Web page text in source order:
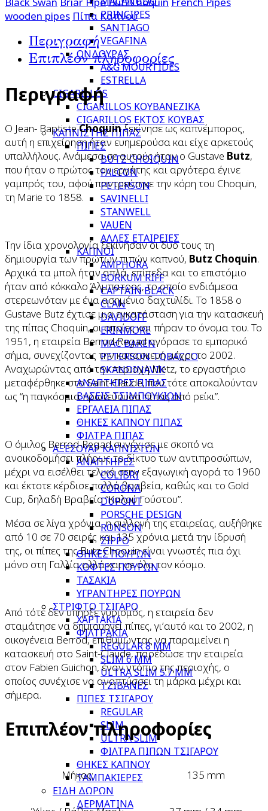
PRINCIPES
SANTIAGO
VEGAFINA
ΟΝΔΟΥΡΑΣ
A&G MOURTIDES
ESTRELLA
CIGARILLOS
CIGARILLOS ΚΟΥΒΑΝΕΖΙΚΑ
CIGARILLOS ΕΚΤΟΣ ΚΟΥΒΑΣ
ΚΑΠΝΙΣΤΗΣ ΠΙΠΑΣ
ΠΙΠΕΣ
BUTZ CHOIQUIN
FALCON
PETERSON
SAVINELLI
STANWELL
VAUEN
ΑΛΛΕΣ ΕΤΑΙΡΕΙΕΣ
ΚΑΠΝΟΙ
AMPHORA
BORKUM RIFF
CAPTAIN BLACK
CLAN
DAVIDOFF
ERINMORE
MAC BAREN
PETERSON TOBACCO
SKANDINAVIK
ΑΝΑΠΤΗΡΕΣ ΠΙΠΑΣ
ΒΑΣΕΙΣ ΤΣΙΜΠΟΥΚΙΩΝ
ΕΡΓΑΛΕΙΑ ΠΙΠΑΣ
ΘΗΚΕΣ ΚΑΠΝΟΥ ΠΙΠΑΣ
ΦΙΛΤΡΑ ΠΙΠΑΣ
ΑΞΕΣΟΥΑΡ ΚΑΠΝΙΣΤΩΝ
ΑΝΑΠΤΗΡΕΣ
COLIBRI
CORONA
DUPONT
PORSCHE DESIGN
RONSON
ZIPPO
ΘΗΚΕΣ ΠΟΥΡΩΝ
ΚΟΦΤΕΣ ΠΟΥΡΩΝ
ΤΑΣΑΚΙΑ
ΥΓΡΑΝΤΗΡΕΣ ΠΟΥΡΩΝ
ΣΤΡΙΦΤΟ ΤΣΙΓΑΡΟ
ΧΑΡΤΑΚΙΑ
ΦΙΛΤΡΑΚΙΑ
REGULAR 8 MM
SLIM 6 MM
ULTRA SLIM 5.7 MM
ΤΖΙΒΑΝΕΣ
ΠΙΠΕΣ ΤΣΙΓΑΡΟΥ
REGULAR
SLIM
ULTRA SLIM
ΦΙΛΤΡΑ ΠΙΠΩΝ ΤΣΙΓΑΡΟΥ
ΘΗΚΕΣ ΚΑΠΝΟΥ
ΤΑΜΠΑΚΙΕΡΕΣ
ΕΙΔΗ ΔΩΡΩΝ
ΔΕΡΜΑΤΙΝΑ
wooden pipes Πίπα Καπνού
Περιγραφή
Επιπλέον πληροφορίες
Περιγραφή
Ο Jean- BaptisteChoquinξεκίνησε ως καπνέμπορος,
αυτή η επιχείρηση ήταν ευημερούσα και είχε αρκετούς
υπαλλήλους. Ανάμεσα σε αυτούς ήταν ο Gustave Butz,
που ήταν ο πρώτος του εργάτης και αργότερα έγινε
γαμπρός του, αφού παντρεύτηκε την κόρη του Choquin,
τη Marie το 1858.
Την ίδια χρονολογία ξεκίνησαν οι δυο τους τη
δημιουργία των πρώτων πιπών καπνού, Butz Choquin.
Αρχικά τα μπολ ήταν απλά, επίπεδα και το επιστόμιο
ήταν από κόκκαλο Άλμπατρος, το οποίο ενδιάμεσα
στερεωνόταν με ένα ασημένιο δαχτυλίδι. Το 1858 ο
Gustave Butz έχτισε μια εγκατάσταση για την κατασκευή
της πίπας Choquin, οι οποίες και πήραν το όνομα του. Το
1951, η εταιρεία Berrod-Regad αγόρασε το εμπορικό
σήμα, συνεχίζοντας την κατασκευή μέχρι το 2002.
Αναχωρώντας από την περιοχή Metz, το εργαστήριο
μεταφέρθηκε στο Saint-Claude, που τότε αποκαλούνταν
ως “η παγκόσμια πρωτεύουσα πίπας από ρείκι”.
Ο όμιλος Berrod-Regad συνέχισε με σκοπό να
ανοικοδομήσει πλήρως το δίκτυο των αντιπροσώπων,
μέχρι να εισέλθει τελικά στην εξαγωγική αγορά το 1960
και έκτοτε κέρδισε πολλά βραβεία, καθώς και το Gold
Cup, δηλαδή Βραβείο “Καλού Γούστου”.
Μέσα σε λίγα χρόνια, η συλλογή της εταιρείας, αυξήθηκε
από 10 σε 70 σειρές και 135 χρόνια μετά την ίδρυσή
της, οι πίπες της Butz Choquin είναι γνωστές πια όχι
μόνο στη Γαλλία αλλά και σε όλο τον κόσμο.
Από τότε δεν υπήρξε γυρισμός, η εταιρεία δεν
σταμάτησε να δημιουργεί πίπες, γι’αυτό και το 2002, η
οικογένεια Berrod, επιθυμώντας να παραμείνει η
κατασκευή στο Saint-Claude, παρέδωσε την εταιρεία
στον Fabien Guichon, έναν ντόπιο της περιοχής, ο
οποίος συνέχισε να αναπτύσσει τη μάρκα μέχρι και
σήμερα.
Επιπλέον πληροφορίες
Μήκος: 135 mm